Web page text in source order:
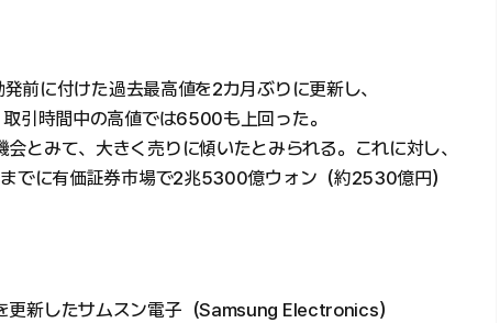
前に付けた過去最高値を2カ月ぶりに更新し、
引時間中の高値では6500も上回った。
とみて、大きく売りに傾いたとみられる。これに対し、
でに有価証券市場で2兆5300億ウォン（約2530億円）
更新したサムスン電子（Samsung Electronics）